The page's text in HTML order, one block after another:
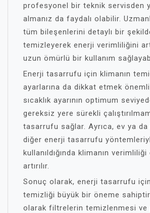
profesyonel bir teknik servisden
almanız da faydalı olabilir.
tüm bileşenlerini detaylı bir
temizleyerek enerji verimliliğini
uzun ömürlü bir kullanım
Enerji tasarrufu için klimanın
ayarlarına da dikkat etmek
sıcaklık ayarının optimum
gereksiz yere sürekli
tasarrufu sağlar. Ayrıca, ev ya
diğer enerji tasarrufu
kullanıldığında klimanın verimliliği
artırılır.
Sonuç olarak, enerji tasarrufu
temizliği büyük bir öneme
olarak filtrelerin temizlenmesi ve